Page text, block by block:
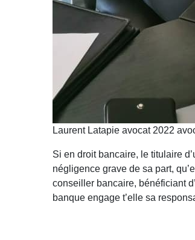
Laurent Latapie avocat 2022
Si en droit bancaire, le titulaire
négligence grave de sa part,
conseiller bancaire, bénéficiant
banque engage t’elle sa